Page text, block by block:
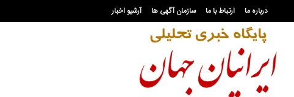
درباره ما ارتباط با ما سازمان آگهی ها آرشیو اخبار